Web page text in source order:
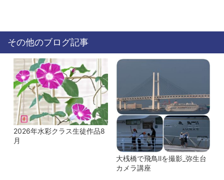
その他のブログ記事
2026年水彩クラス生徒作品8
月
大桟橋で飛鳥Ⅱを撮影_弥生台
カメラ講座